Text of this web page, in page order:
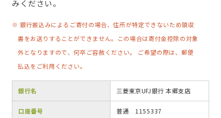
みください。
※ 銀行振込みによるご寄付の場合、住所が特定できないため領収
書をお送りすることができません。この場合は寄付金控除の対象
外となりますので、何卒ご容赦ください。 ご希望の際は、郵便
払込をご利用ください。
銀行名 三菱東京UFJ銀行 本郷支店
口座番号 普通 1155337